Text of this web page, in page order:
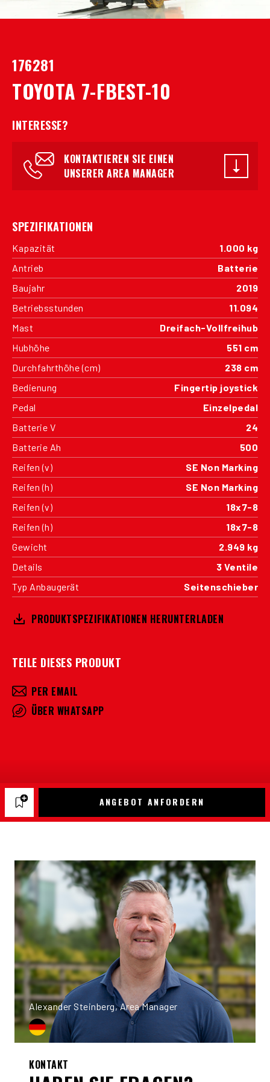
176281
TOYOTA 7-FBEST-10
INTERESSE?
KONTAKTIEREN SIE EINEN
UNSERER AREA MANAGER
SPEZIFIKATIONEN
Kapazität
1.000 kg
Antrieb
Batterie
Baujahr
2019
Betriebsstunden
11.094
Mast
Dreifach-Vollfreihub
Hubhöhe
551 cm
Durchfahrthöhe (cm)
238 cm
Bedienung
Fingertip joystick
Pedal
Einzelpedal
Batterie V
24
Batterie Ah
500
Reifen (v)
SE Non Marking
Reifen (h)
SE Non Marking
Reifen (v)
18x7-8
Reifen (h)
18x7-8
Gewicht
2.949 kg
Details
3 Ventile
Typ Anbaugerät
Seitenschieber
PRODUKTSPEZIFIKATIONEN HERUNTERLADEN
TEILE DIESES PRODUKT
PER EMAIL
ÜBER WHATSAPP
ANGEBOT ANFORDERN
Alexander Steinberg, Area Manager
KONTAKT